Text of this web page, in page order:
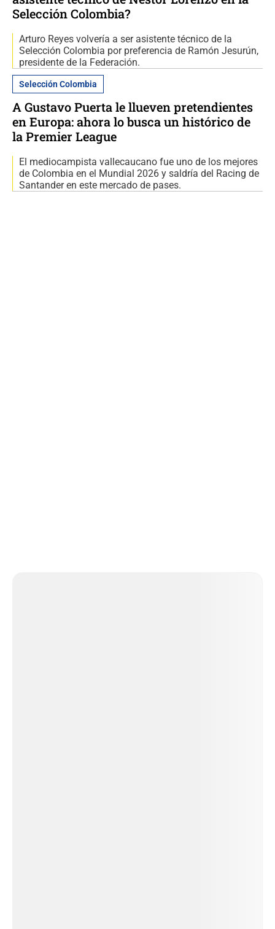
Selección Colombia?
Arturo Reyes volvería a ser asistente técnico de la
Selección Colombia por preferencia de Ramón Jesurún,
presidente de la Federación.
Selección Colombia
A Gustavo Puerta le llueven pretendientes
en Europa: ahora lo busca un histórico de
la Premier League
El mediocampista vallecaucano fue uno de los mejores
de Colombia en el Mundial 2026 y saldría del Racing de
Santander en este mercado de pases.